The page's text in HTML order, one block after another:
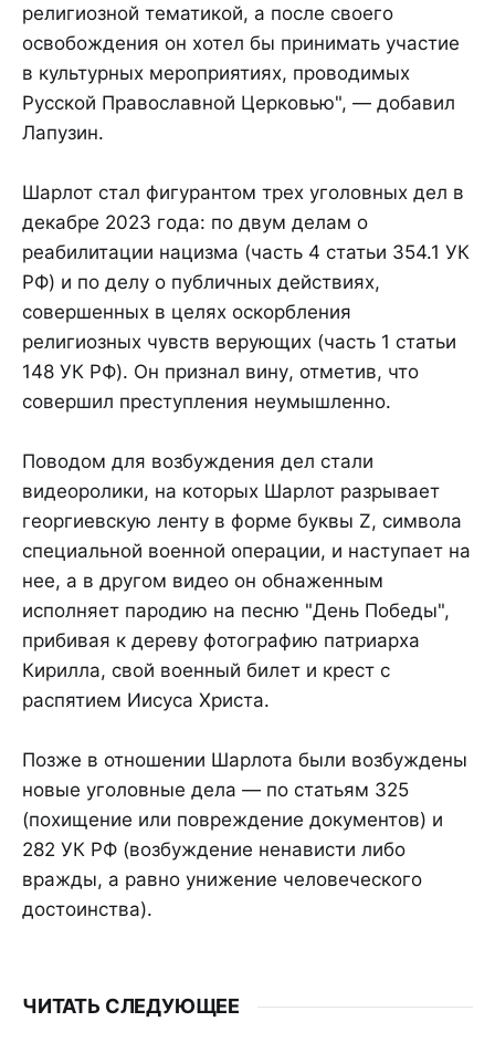
религиозной тематикой, а после своего
освобождения он хотел бы принимать участие
в культурных мероприятиях, проводимых
Русской Православной Церковью", — добавил
Лапузин.
Шарлот стал фигурантом трех уголовных дел в
декабре 2023 года: по двум делам о
реабилитации нацизма (часть 4 статьи 354.1 УК
РФ) и по делу о публичных действиях,
совершенных в целях оскорбления
религиозных чувств верующих (часть 1 статьи
148 УК РФ). Он признал вину, отметив, что
совершил преступления неумышленно.
Поводом для возбуждения дел стали
видеоролики, на которых Шарлот разрывает
георгиевскую ленту в форме буквы Z, символа
специальной военной операции, и наступает на
нее, а в другом видео он обнаженным
исполняет пародию на песню "День Победы",
прибивая к дереву фотографию патриарха
Кирилла, свой военный билет и крест с
распятием Иисуса Христа.
Позже в отношении Шарлота были возбуждены
новые уголовные дела — по статьям 325
(похищение или повреждение документов) и
282 УК РФ (возбуждение ненависти либо
вражды, а равно унижение человеческого
достоинства).
ЧИТАТЬ СЛЕДУЮЩЕЕ